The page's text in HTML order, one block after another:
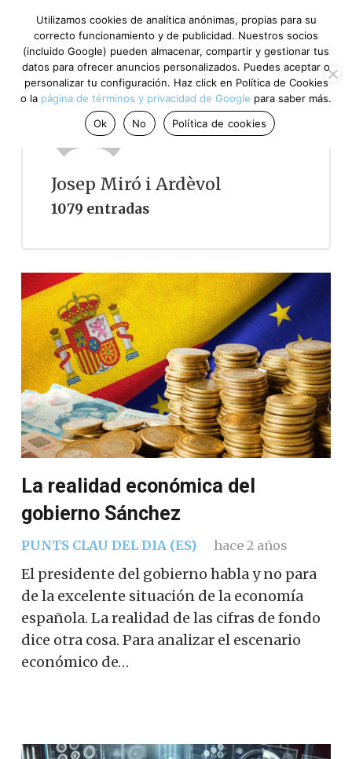
Josep Miró i Ardèvol
1079 entradas
La realidad económica del
gobierno Sánchez
PUNTS CLAU DEL DIA (ES) hace 2 años
El presidente del gobierno habla y no para
de la excelente situación de la economía
española. La realidad de las cifras de fondo
dice otra cosa. Para analizar el escenario
económico de…
Utilizamos cookies de analítica anónimas, propias para su
correcto funcionamiento y de publicidad. Nuestros socios
(incluido Google) pueden almacenar, compartir y gestionar tus
datos para ofrecer anuncios personalizados. Puedes aceptar o
personalizar tu configuración. Haz click en Política de Cookies
o la página de términos y privacidad de Google para saber más.
Ok
No Política de cookies